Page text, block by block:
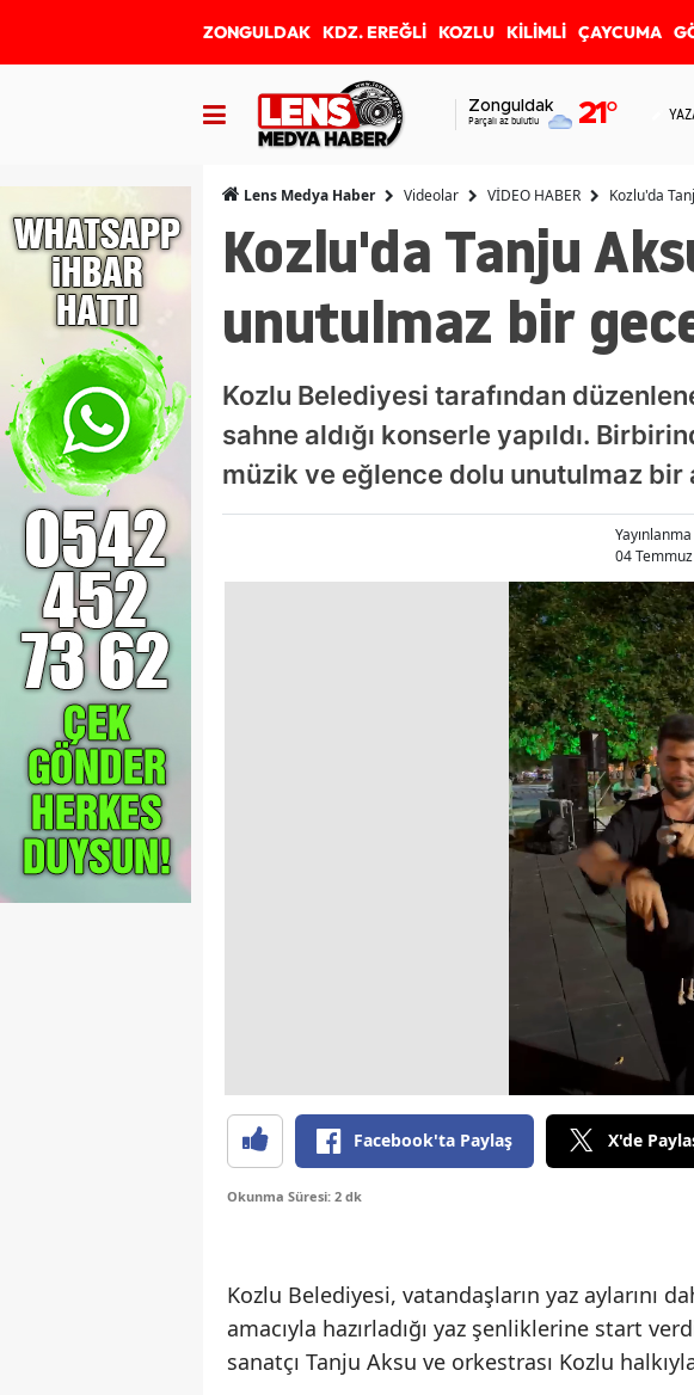
ZONGULDAK KDZ. EREĞLİ KOZLU KİLİMLİ ÇAYCUMA
Zonguldak
Parçalı az bulutlu 21°
Lens Medya Haber Videolar VİDEO HABER Kozlu'da
Kozlu'da Tanju
unutulmaz bir
Kozlu Belediyesi tarafından
sahne aldığı konserle yapıldı.
müzik ve eğlence dolu unutulmaz bir
Yayınlanma
04
Facebook'ta Paylaş X'de
Okunma Süresi: 2 dk
Kozlu Belediyesi, vatandaşların yaz aylarını
amacıyla hazırladığı yaz şenliklerine start
sanatçı Tanju Aksu ve orkestrası Kozlu